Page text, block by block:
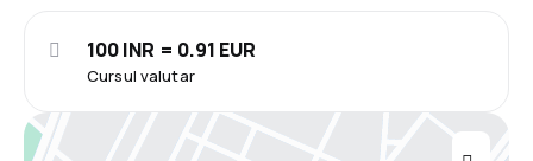
Cursul valutar
100 INR = 0.91 EUR